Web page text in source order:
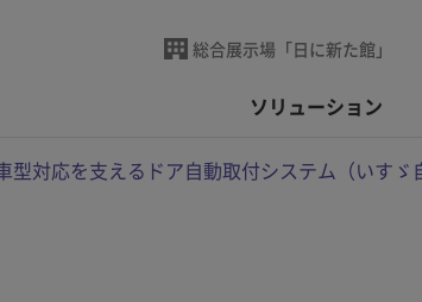
総合展示場「日に新た館」
ソリューション
型対応を支えるドア自動取付システム（いすゞ